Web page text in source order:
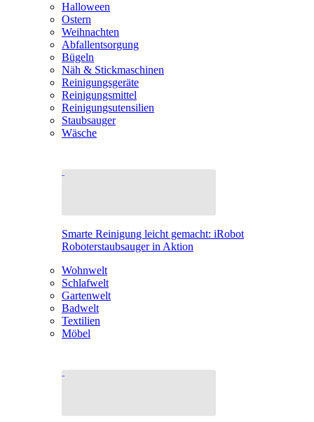
Halloween
Ostern
Weihnachten
Abfallentsorgung
Bügeln
Näh & Stickmaschinen
Reinigungsgeräte
Reinigungsmittel
Reinigungsutensilien
Staubsauger
Wäsche
Smarte Reinigung leicht gemacht: iRobot
Roboterstaubsauger in Aktion
Wohnwelt
Schlafwelt
Gartenwelt
Badwelt
Textilien
Möbel